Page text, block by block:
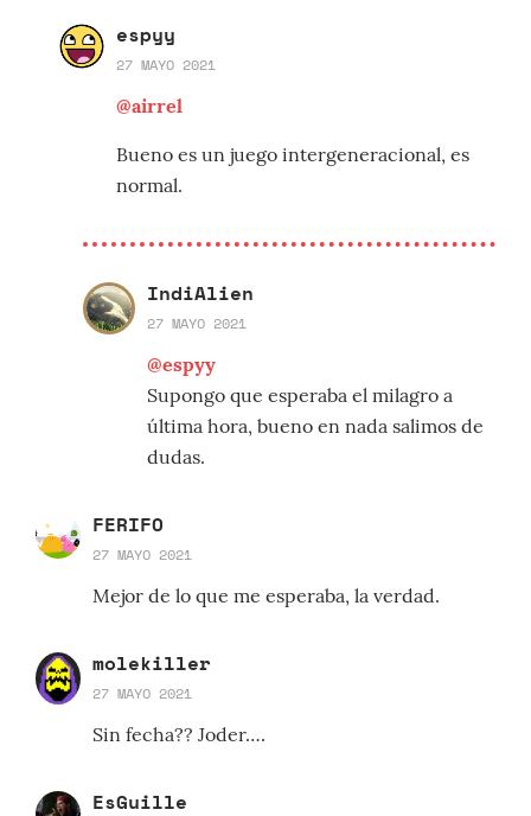
espyy
27 MAYO 2021
@airrel
Bueno es un juego intergeneracional, es
normal.
IndiAlien
27 MAYO 2021
@espyy
Supongo que esperaba el milagro a
última hora, bueno en nada salimos de
dudas.
FERIFO
27 MAYO 2021
Mejor de lo que me esperaba, la verdad.
molekiller
27 MAYO 2021
Sin fecha?? Joder….
EsGuille